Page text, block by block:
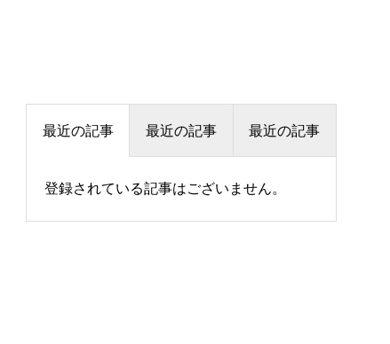
最近の記事 最近の記事 最近の記事
登録されている記事はございません。